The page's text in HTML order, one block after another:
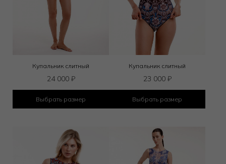
Купальник слитный
24 000 ₽
Выбрать размер
Купальник слитный
23 000 ₽
Выбрать размер